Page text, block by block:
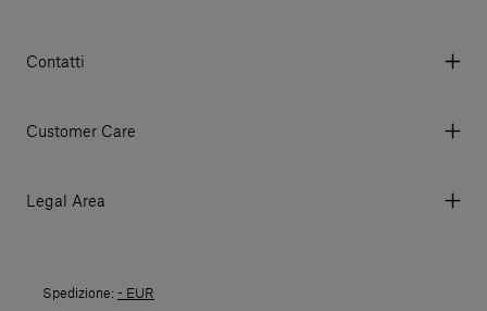
Contatti
© 2026 Salvatori
Customer Care
I miei ordini
Legal Area
Politica di Reso
Spedizione: - EUR